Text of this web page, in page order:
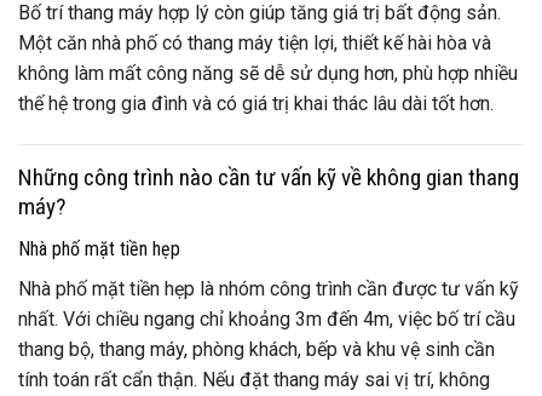
Bố trí thang máy hợp lý còn giúp tăng giá trị bất động sản.
Một căn nhà phố có thang máy tiện lợi, thiết kế hài hòa và
không làm mất công năng sẽ dễ sử dụng hơn, phù hợp nhiều
thế hệ trong gia đình và có giá trị khai thác lâu dài tốt hơn.
Những công trình nào cần tư vấn kỹ về không gian thang
máy?
Nhà phố mặt tiền hẹp
Nhà phố mặt tiền hẹp là nhóm công trình cần được tư vấn kỹ
nhất. Với chiều ngang chỉ khoảng 3m đến 4m, việc bố trí cầu
thang bộ, thang máy, phòng khách, bếp và khu vệ sinh cần
tính toán rất cẩn thận. Nếu đặt thang máy sai vị trí, không